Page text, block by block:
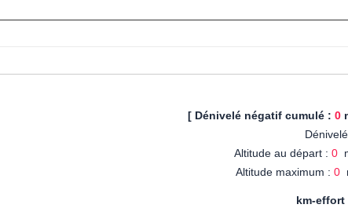
[ Dénivelé négatif cumulé : 0
Altitude au départ : 0
Altitude maximum : 0
km-effort